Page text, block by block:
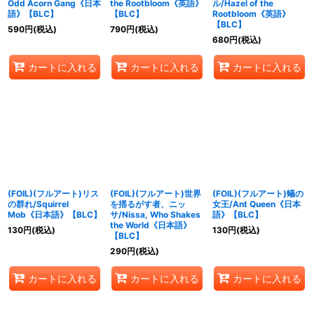
Odd Acorn Gang《日本
語》【BLC】
590円(税込)
カートに入れる
the Rootbloom《英語》
【BLC】
790円(税込)
カートに入れる
ル/Hazel of the
Rootbloom《英語》
【BLC】
680円(税込)
カートに入れる
(FOIL)(フルアート)リス
の群れ/Squirrel
Mob《日本語》【BLC】
130円(税込)
カートに入れる
(FOIL)(フルアート)世界
を揺るがす者、ニッ
サ/Nissa, Who Shakes
the World《日本語》
【BLC】
290円(税込)
カートに入れる
(FOIL)(フルアート)蟻の
女王/Ant Queen《日本
語》【BLC】
130円(税込)
カートに入れる